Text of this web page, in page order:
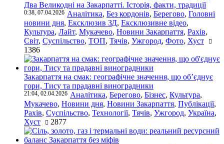
Два Великодні на Закарпатті. Історія, факти, традиції
0:38, 07.04.2026 Аналітика, Без кордонів, Берегово, Головні
новини дня, Ексклюзив ЗД, Ексклюзивне відео,
Культура, Лайт, Мукачево, Новини Закарпаття, Рахів,
Світ, Суспільство, ТОП, Тячів, Ужгород, Фото, Хуст
1386
Закарпаття на смак: географічне значення, що об’єднує
гори, Тису та прадавні виноградники
21:04, 02.04.2026 Аналітика, Берегово, Бізнес, Культура,
Мукачево, Новини дня, Новини Закарпаття, Публікації,
Рахів, Суспільство, Технології, Тячів, Ужгород, Україна,
Хуст
2877